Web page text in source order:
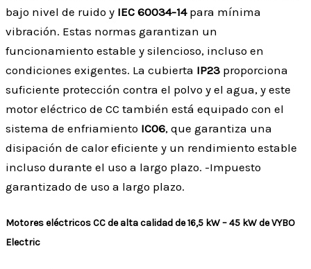
bajo nivel de ruido y IEC 60034-14para mínima
vibración. Estas normas garantizan un
funcionamiento estable y silencioso, incluso en
condiciones exigentes. La cubierta IP23 proporciona
suficiente protección contra el polvo y el agua, y este
motor eléctrico de CC también está equipado con el
sistema de enfriamiento IC06, que garantiza una
disipación de calor eficiente y un rendimiento estable
incluso durante el uso a largo plazo. -Impuesto
garantizado de uso a largo plazo.
Motores eléctricos CC de alta calidad de 16,5 kW – 45 kW de VYBO
Electric